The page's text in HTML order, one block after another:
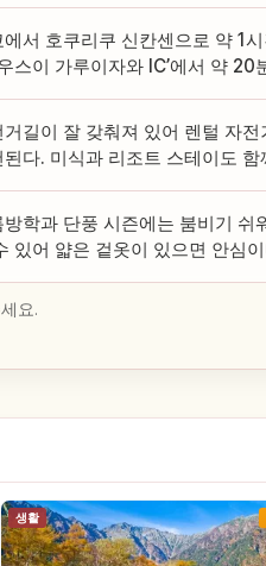
에서 호쿠리쿠 신칸센으로 약 1
스이 가루이자와 IC’에서 약 20
거길이 잘 갖춰져 있어 렌털 자
된다. 미식과 리조트 스테이도 함
방학과 단풍 시즌에는 붐비기
있어 얇은 겉옷이 있으면 안심
요.
생활